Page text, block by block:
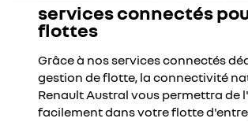
services connectés
flottes
Grâce à nos services connectés
gestion de flotte, la connectivité
Renault Austral vous permettra de
facilement dans votre flotte